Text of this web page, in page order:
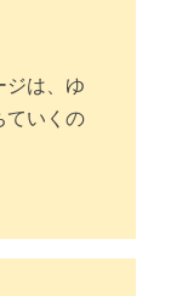
ジは、ゆ
ていくの